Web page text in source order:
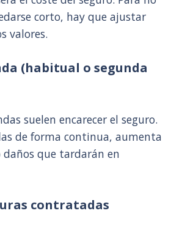
corto, hay que ajustar
valores.
(habitual o segunda
suelen encarecer el seguro.
de forma continua, aumenta
daños que tardarán en
contratadas